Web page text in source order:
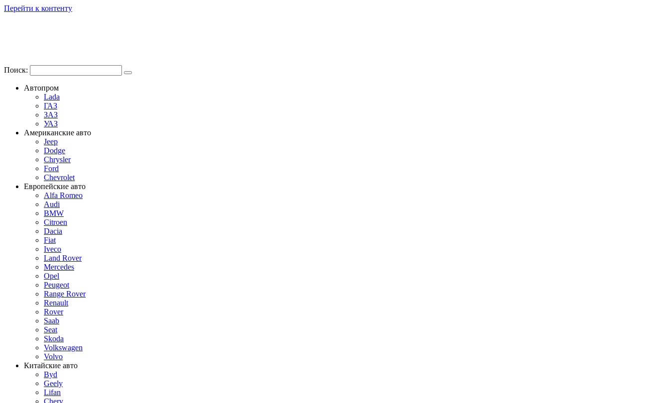
Перейти к контенту
Поиск:
Автопром
Lada
ГАЗ
ЗАЗ
УАЗ
Американские авто
Jeep
Dodge
Chrysler
Ford
Chevrolet
Европейские авто
Alfa Romeo
Audi
BMW
Citroen
Dacia
Fiat
Iveco
Land Rover
Mercedes
Opel
Peugeot
Range Rover
Renault
Rover
Saab
Seat
Skoda
Volkswagen
Volvo
Китайские авто
Byd
Geely
Lifan
Chery